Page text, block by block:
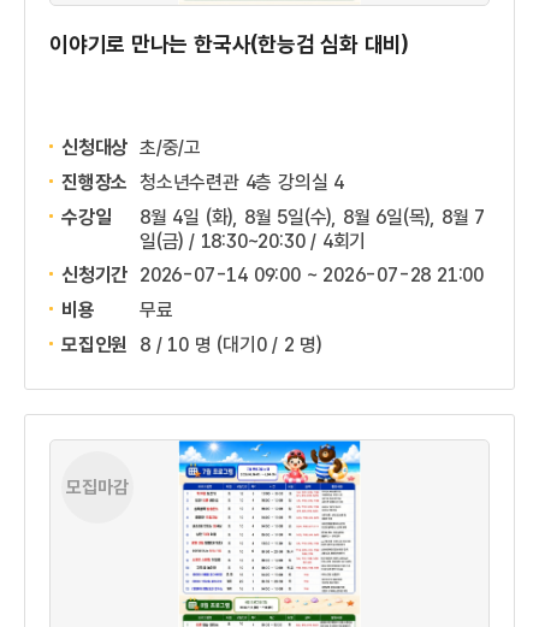
이야기로 만나는 한국사(한능검 심화 대비)
신청대상 초/중/고
진행장소 청소년수련관 4층 강의실 4
수강일
8월 4일 (화), 8월 5일(수), 8월 6일(목), 8월 7
일(금) / 18:30~20:30 / 4회기
신청기간 2026-07-14 09:00 ~ 2026-07-28 21:00
비용
무료
모집인원
8 / 10 명 (대기0 / 2 명)
모집마감